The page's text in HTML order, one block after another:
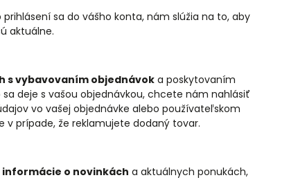
sa do vášho konta, nám slúžia na to, aby
aktuálne.
s vybavovaním objednávok a poskytovaním
deje s vašou objednávkou, chcete nám nahlásiť
vo vašej objednávke alebo používateľskom
v prípade, že reklamujete dodaný tovar.
o novinkách a aktuálnych ponukách,